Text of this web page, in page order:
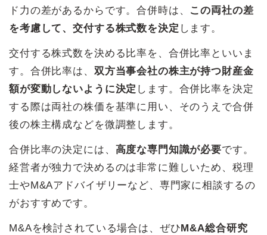
ド力の差があるからです。合併時は、 この両社の差
を考慮して、交付する株式数を決定 します。
交付する株式数を決める比率を、合併比率といいま
す。合併比率は、 双方当事会社の株主が持つ財産金
額が変動しないように決定 します。合併比率を決定
する際は両社の株価を基準に用い、そのうえで合併
後の株主構成などを微調整します。
合併比率の決定には、 高度な専門知識が必要です。
経営者が独力で決めるのは非常に難しいため、税理
士やM&Aアドバイザリーなど、専門家に相談するの
がおすすめです。
M&Aを検討されている場合は、ぜひ M&A総合研究